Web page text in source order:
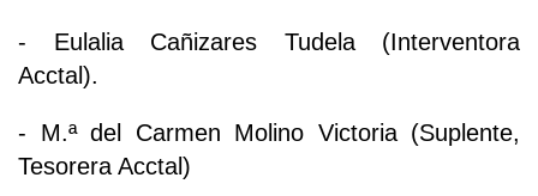
- Eulalia Cañizares Tudela (Interventora
Acctal).
- M.ª del Carmen Molino Victoria (Suplente,
Tesorera Acctal)